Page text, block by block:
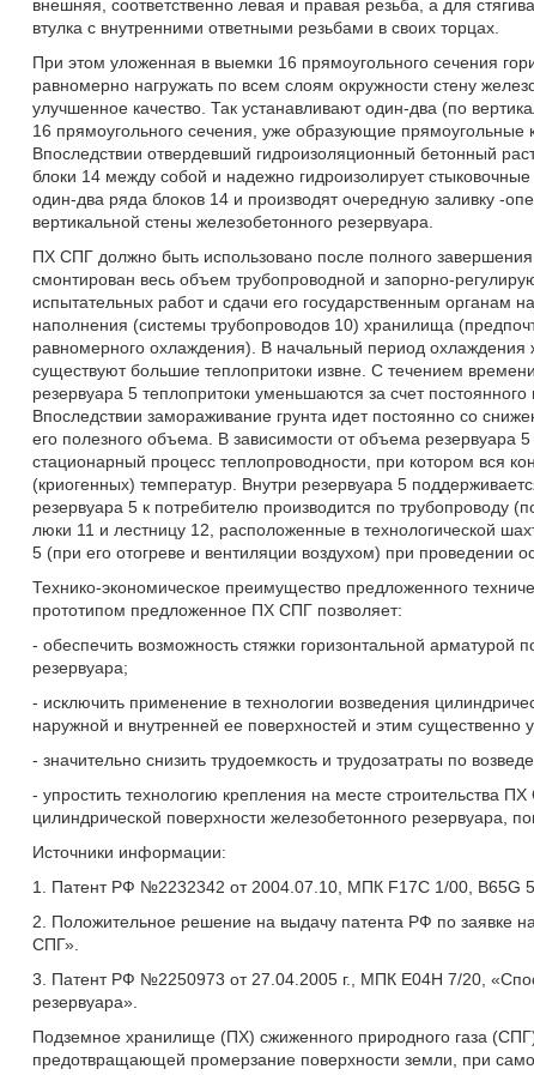
внешняя, соответственно левая и правая резьба, а для
втулка с внутренними ответными резьбами в своих торцах.
При этом уложенная в выемки 16 прямоугольного сечения
равномерно нагружать по всем слоям окружности стену
улучшенное качество. Так устанавливают один-два (по
16 прямоугольного сечения, уже образующие прямоугольные
Впоследствии отвердевший гидроизоляционный бетонный
блоки 14 между собой и надежно гидроизолирует
один-два ряда блоков 14 и производят очередную заливку -
вертикальной стены железобетонного резервуара.
ПХ СПГ должно быть использовано после полного завершения
смонтирован весь объем трубопроводной и запорно-
испытательных работ и сдачи его государственным органам
наполнения (системы трубопроводов 10) хранилища
равномерного охлаждения). В начальный период охлаждения
существуют большие теплопритоки извне. С течением
резервуара 5 теплопритоки уменьшаются за счет
Впоследствии замораживание грунта идет постоянно со
его полезного объема. В зависимости от объема резервуара
стационарный процесс теплопроводности, при котором вся
(криогенных) температур. Внутри резервуара 5
резервуара 5 к потребителю производится по трубопроводу
люки 11 и лестницу 12, расположенные в технологической
5 (при его отогреве и вентиляции воздухом) при проведении
Технико-экономическое преимущество предложенного
прототипом предложенное ПХ СПГ позволяет:
- обеспечить возможность стяжки горизонтальной арматурой
резервуара;
- исключить применение в технологии возведения
наружной и внутренней ее поверхностей и этим существенно
- значительно снизить трудоемкость и трудозатраты по
- упростить технологию крепления на месте строительства
цилиндрической поверхности железобетонного резервуара,
Источники информации:
1. Патент РФ №2232342 от 2004.07.10, МПК F17C 1/00, B65G
2. Положительное решение на выдачу патента РФ по
СПГ».
3. Патент РФ №2250973 от 27.04.2005 г., МПК Е04Н 7/20,
резервуара».
Подземное хранилище (ПХ) сжиженного природного газа
предотвращающей промерзание поверхности земли, при